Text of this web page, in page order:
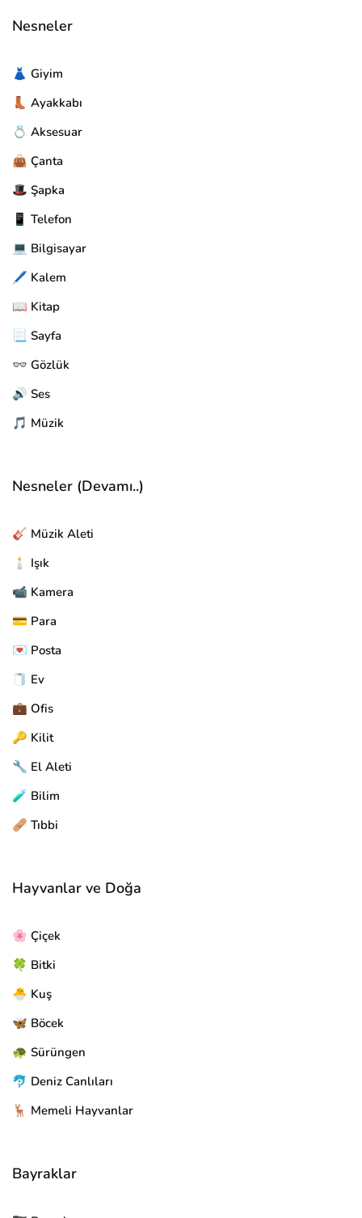
Nesneler
👗 Giyim
👢 Ayakkabı
💍 Aksesuar
👜 Çanta
🎩 Şapka
📱 Telefon
💻 Bilgisayar
🖊️ Kalem
📖 Kitap
📃 Sayfa
👓 Gözlük
🔊 Ses
🎵 Müzik
Nesneler (Devamı..)
🎸 Müzik Aleti
🕯️ Işık
📹 Kamera
💳 Para
💌 Posta
🧻 Ev
💼 Ofis
🔑 Kilit
🔧 El Aleti
🧪 Bilim
🩹 Tıbbi
Hayvanlar ve Doğa
🌸 Çiçek
🍀 Bitki
🐣 Kuş
🦋 Böcek
🐢 Sürüngen
🐬 Deniz Canlıları
🦌 Memeli Hayvanlar
Bayraklar